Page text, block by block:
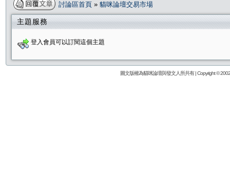
討論區首頁 » 貓咪論壇交易市場
主題服務
登入會員可以訂閱這個主題
圖文版權為貓咪論壇與發文人所共有 | Copyright ©